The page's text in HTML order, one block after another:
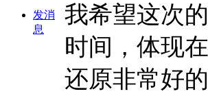
发消
息
我希望这次
时间，体现
还原非常好